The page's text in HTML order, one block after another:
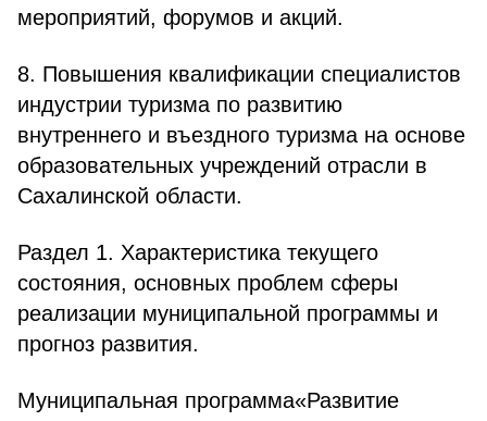
мероприятий, форумов и акций.
8. Повышения квалификации специалистов
индустрии туризма по развитию
внутреннего и въездного туризма на основе
образовательных учреждений отрасли в
Сахалинской области.
Раздел 1. Характеристика текущего
состояния, основных проблем сферы
реализации муниципальной программы и
прогноз развития.
Муниципальная программа«Развитие